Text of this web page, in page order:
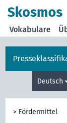
Skosmos
Vokabulare
Deutsch
> Fördermittel